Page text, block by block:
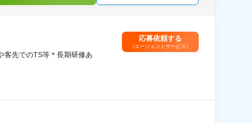
客先でのTS等＊長期研修あ
応募依頼する
（エージェントサービス）